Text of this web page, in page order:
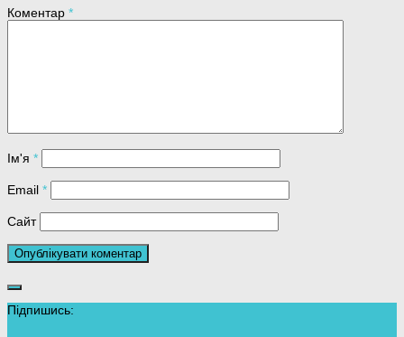
Коментар *
Ім'я *
Email *
Сайт
Підпишись: